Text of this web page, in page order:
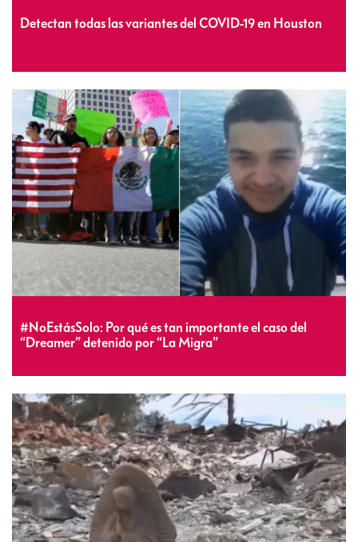
Detectan todas las variantes del COVID-19 en Houston
#NoEstásSolo: Por qué es tan importante el caso del
“Dreamer” detenido por “La Migra”